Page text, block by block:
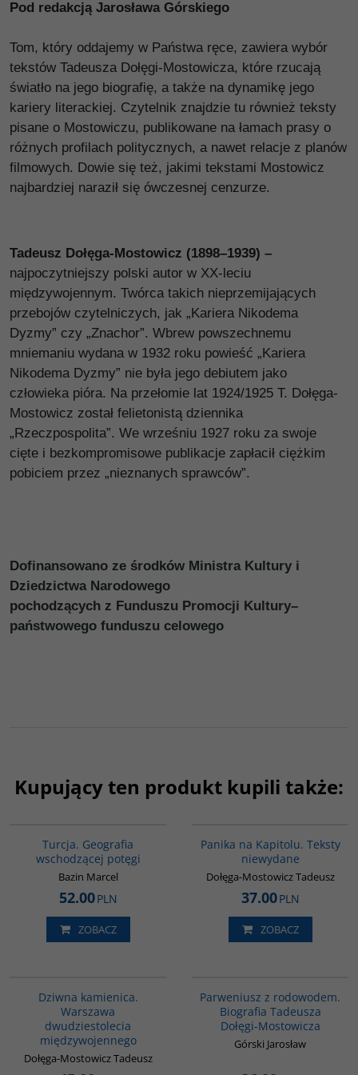
Pod redakcją Jarosława Górskiego
Tom, który oddajemy w Państwa ręce, zawiera wybór
tekstów Tadeusza Dołęgi-Mostowicza, które rzucają
światło na jego biografię, a także na dynamikę jego
kariery literackiej. Czytelnik znajdzie tu również teksty
pisane o Mostowiczu, publikowane na łamach prasy o
różnych profilach politycznych, a nawet relacje z planów
filmowych. Dowie się też, jakimi tekstami Mostowicz
najbardziej naraził się ówczesnej cenzurze.
Tadeusz Dołęga-Mostowicz (1898–1939) –
najpoczytniejszy polski autor w XX-leciu
międzywojennym. Twórca takich nieprzemijających
przebojów czytelniczych, jak „Kariera Nikodema
Dyzmy” czy „Znachor”. Wbrew powszechnemu
mniemaniu wydana w 1932 roku powieść „Kariera
Nikodema Dyzmy” nie była jego debiutem jako
człowieka pióra. Na przełomie lat 1924/1925 T. Dołęga-
Mostowicz został felietonistą dziennika
„Rzeczpospolita”. We wrześniu 1927 roku za swoje
cięte i bezkompromisowe publikacje zapłacił ciężkim
pobiciem przez „nieznanych sprawców”.
Dofinansowano ze środków Ministra Kultury i
Dziedzictwa Narodowego
pochodzących z Funduszu Promocji Kultury–
państwowego funduszu celowego
Kupujący ten produkt kupili także:
Turcja. Geografia
wschodzącej potęgi
Bazin Marcel
52.00PLN
ZOBACZ
Panika na Kapitolu. Teksty
niewydane
Dołęga-Mostowicz Tadeusz
37.00PLN
ZOBACZ
Dziwna kamienica.
Warszawa
dwudziestolecia
międzywojennego
Dołęga-Mostowicz Tadeusz
Parweniusz z rodowodem.
Biografia Tadeusza
Dołęgi-Mostowicza
Górski Jarosław